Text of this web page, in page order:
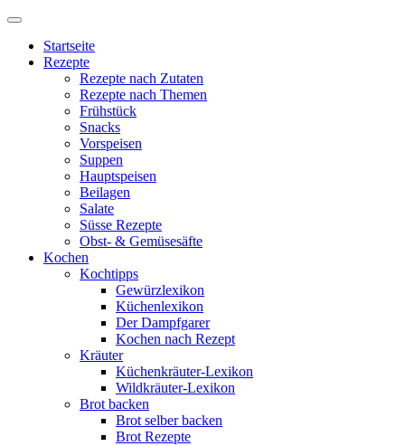
Startseite
Rezepte
Rezepte nach Zutaten
Rezepte nach Themen
Frühstück
Snacks
Vorspeisen
Suppen
Hauptspeisen
Beilagen
Salate
Süsse Rezepte
Obst- & Gemüsesäfte
Kochen
Kochtipps
Gewürzlexikon
Küchenlexikon
Der Dampfgarer
Kochen nach Rezept
Kräuter
Küchenkräuter-Lexikon
Wildkräuter-Lexikon
Brot backen
Brot selber backen
Brot Rezepte